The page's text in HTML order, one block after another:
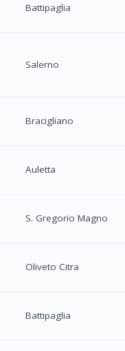
Battipaglia
Salerno
Bracigliano
Auletta
S. Gregorio Magno
Oliveto Citra
Battipaglia